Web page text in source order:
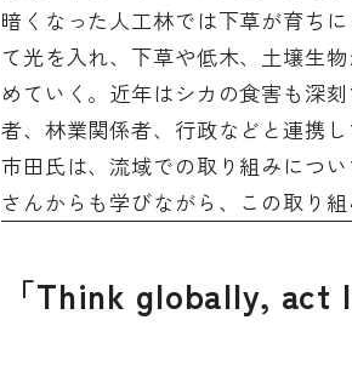
暗くなった人工林では下草が育ち
て光を入れ、下草や低木、土壌生
めていく。近年はシカの食害も深
者、林業関係者、行政などと連携し
市田氏は、流域での取り組みにつ
さんからも学びながら、この取り
「Think globally, act